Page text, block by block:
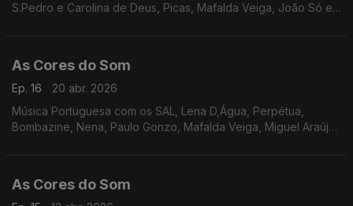
S.Pedro e Carolina de Deus, Picas, Mafalda Veiga, João Só e
As Cores do Som
Ep. 16
20 abr. 2026
Música Portuguesa com os SAL, Lena D,Água, Perpétua,
Bombazine, Nena, Paulo Gonzo, Mafalda Veiga, Miguel Araújo,
As Cores do Som